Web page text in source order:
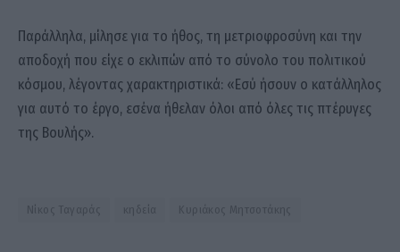
Παράλληλα, μίλησε για το ήθος, τη μετριοφροσύνη και την
αποδοχή που είχε ο εκλιπών από το σύνολο του πολιτικού
κόσμου, λέγοντας χαρακτηριστικά: «Εσύ ήσουν ο κατάλληλος
για αυτό το έργο, εσένα ήθελαν όλοι από όλες τις πτέρυγες
της Βουλής».
Nίκος Ταγαράς κηδεία Κυριάκος Μητσοτάκης